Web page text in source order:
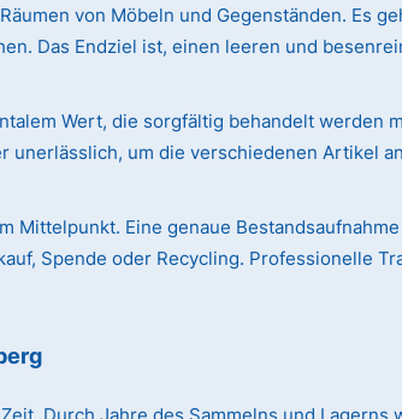
von Möbeln und Gegenständen. Es
Das Endziel ist, einen leeren und
Wert, die sorgfältig behandelt
um die verschiedenen Artikel
Mittelpunkt. Eine genaue
Spende oder Recycling. Professionelle